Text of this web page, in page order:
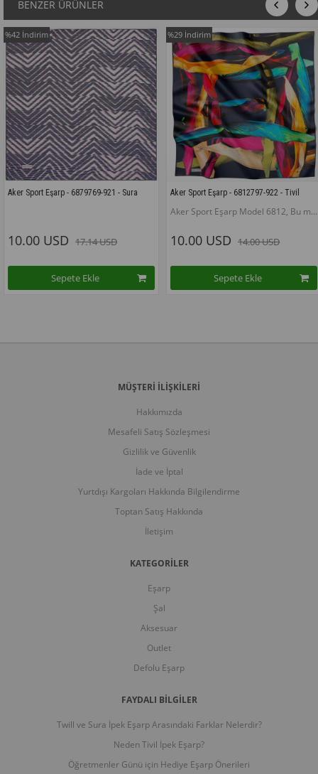
BENZER ÜRÜNLER
921 - Sura
USD
Aker Sport Eşarp - 6812797-922 - Tivil
Aker Sport Eşarp Model 6812, Bu modelin tüm renklerini görmek için buraya tıklayınız
10.00 USD 14.00 USD
Sepete Ekle
%29 İndirim
Aker Sport Eşarp -
10.00 USD
%50 İndirim
MÜŞTERİ İLİŞKİLERİ
Hakkımızda
Mesafeli Satış Sözleşmesi
Gizlilik ve Güvenlik
İade ve İptal
Yurtdışı Kargoları Hakkında Bilgilendirme
Toptan Satış Hakkında
İletişim
KATEGORİLER
Eşarp
Şal
Aksesuar
Outlet
Defolu Eşarp
FAYDALI BİLGİLER
Twill ve Sura İpek Eşarp Arasındaki Farklar Nelerdir?
Neden Tivil İpek Eşarp?
Öğretmenler Günü için Hediye Eşarp Önerileri